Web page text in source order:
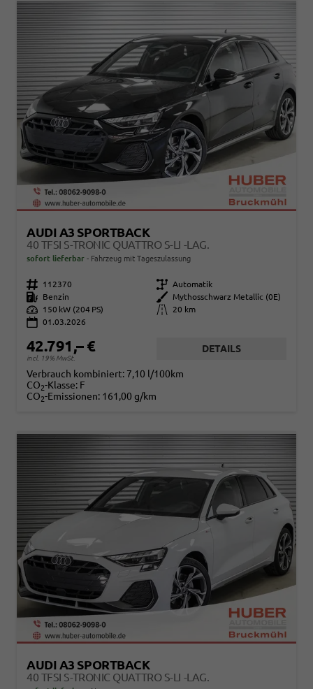
AUDI A3 SPORTBACK
40 TFSI S-TRONIC QUATTRO S-LI -LAG.
sofort lieferbar Fahrzeug mit Tageszulassung
Fahrzeugnr. 112370 Getriebe Automatik
Kraftstoff
Benzin Außenfarbe
Mythosschwarz Metallic (0E)
Leistung
150 kW (204 PS) Kilometerstand
20 km
01.03.2026
42.791,– €
incl. 19% MwSt.
DETAILS
Verbrauch kombiniert: 7,10 l/100km
CO2-Klasse: F
CO2-Emissionen: 161,00 g/km
AUDI A3 SPORTBACK
40 TFSI S-TRONIC QUATTRO S-LI -LAG.